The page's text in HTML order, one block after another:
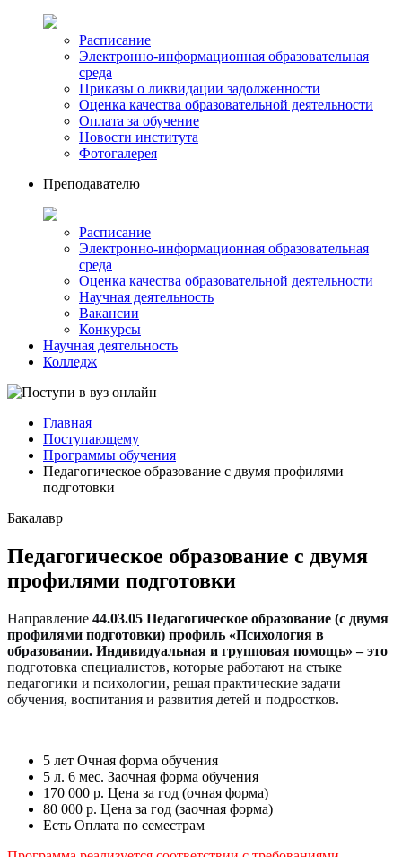
Расписание
Электронно-информационная образовательная
среда
Приказы о ликвидации задолженности
Оценка качества образовательной деятельности
Оплата за обучение
Новости института
Фотогалерея
Преподавателю
Расписание
Электронно-информационная образовательная
среда
Оценка качества образовательной деятельности
Научная деятельность
Вакансии
Конкурсы
Научная деятельность
Колледж
Главная
Поступающему
Программы обучения
Педагогическое образование с двумя профилями
подготовки
Бакалавр
Педагогическое образование с двумя
профилями подготовки
Направление 44.03.05 Педагогическое образование (с двумя
профилями подготовки) профиль «Психология в
образовании. Индивидуальная и групповая помощь» – это
подготовка специалистов, которые работают на стыке
педагогики и психологии, решая практические задачи
обучения, воспитания и развития детей и подростков.
5 лет Очная форма обучения
5 л. 6 мес. Заочная форма обучения
170 000 р. Цена за год (очная форма)
80 000 р. Цена за год (заочная форма)
Есть Оплата по семестрам